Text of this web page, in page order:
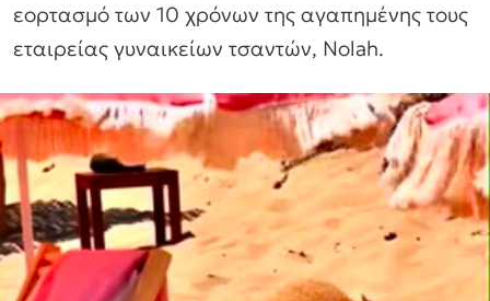
εορτασμό των 10 χρόνων της αγαπημένης τους
εταιρείας γυναικείων τσαντών, Nolah.